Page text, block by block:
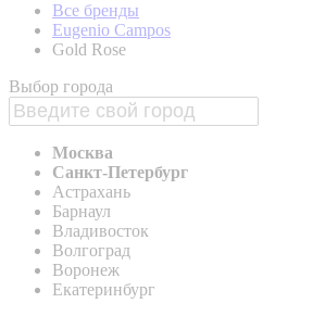
Все бренды
Eugenio Campos
Gold Rose
Выбор города
Москва
Санкт-Петербург
Астрахань
Барнаул
Владивосток
Волгоград
Воронеж
Екатеринбург